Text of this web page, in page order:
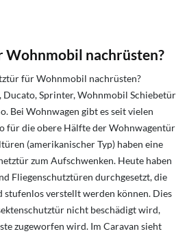
nachrüsten?
für Wohnmobil nachrüsten?
Sprinter, Wohnmobil Schiebetür
Bei Wohnwagen gibt es seit vielen
für die obere Hälfte der Wohnwagentür
(amerikanischer Typ) haben eine
zum Aufschwenken. Heute haben
Fliegenschutztüren durchgesetzt, die
stufenlos verstellt werden können. Dies
nicht beschädigt wird,
zugeworfen wird. Im Caravan sieht